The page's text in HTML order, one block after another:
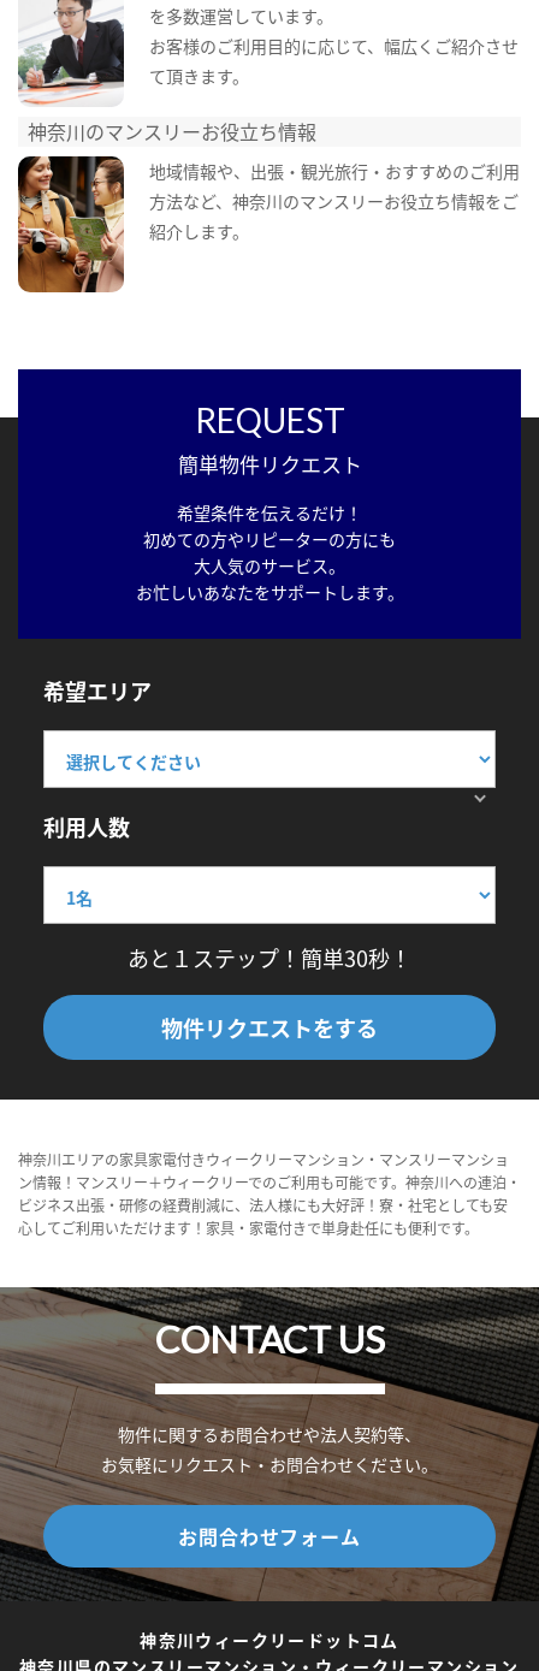
を多数運営しています。
お客様のご利用目的に応じて、幅広くご紹介させ
て頂きます。
神奈川のマンスリーお役立ち情報
地域情報や、出張・観光旅行・おすすめのご利用
方法など、神奈川のマンスリーお役立ち情報をご
紹介します。
REQUEST
簡単物件リクエスト
希望条件を伝えるだけ！
初めての方やリピーターの方にも
大人気のサービス。
お忙しいあなたをサポートします。
希望エリア
利用人数
あと１ステップ！簡単30秒！
物件リクエストをする
神奈川エリアの家具家電付きウィークリーマンション・マンスリーマンショ
ン情報！マンスリー＋ウィークリーでのご利用も可能です。神奈川への連泊・
ビジネス出張・研修の経費削減に、法人様にも大好評！寮・社宅としても安
心してご利用いただけます！家具・家電付きで単身赴任にも便利です。
CONTACT US
物件に関するお問合わせや法人契約等、
お気軽にリクエスト・お問合わせください。
お問合わせフォーム
神奈川ウィークリードットコム